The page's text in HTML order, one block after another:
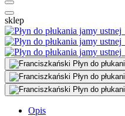
sklep
Opis